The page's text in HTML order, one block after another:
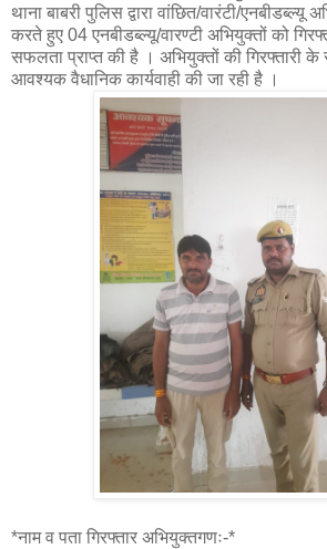
थाना बाबरी पुलिस द्वारा वांछित/वारंटी/एनबीडब्ल्यू
करते हुए 04 एनबीडब्ल्यू/वारण्टी अभियुक्तों को
सफलता प्राप्त की है । अभियुक्तों की गिरफ्तारी के
आवश्यक वैधानिक कार्यवाही की जा रही है ।
*नाम व पता गिरफ्तार अभियुक्तगणः-*